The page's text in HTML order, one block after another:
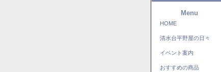
Menu
HOME
清水台平野屋の日々
イベント案内
おすすめの商品